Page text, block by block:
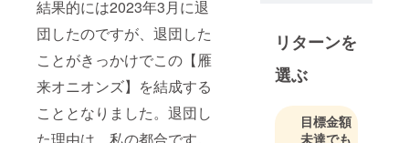
結果的には2023年3月に退
団したのですが、退団した
ことがきっかけでこの【雁
来オニオンズ】を結成する
こととなりました。退団し
中。子供も
大人も楽し
みながら
て強くなれ
るように全
リターンを
選ぶ
目標金額
未達でも